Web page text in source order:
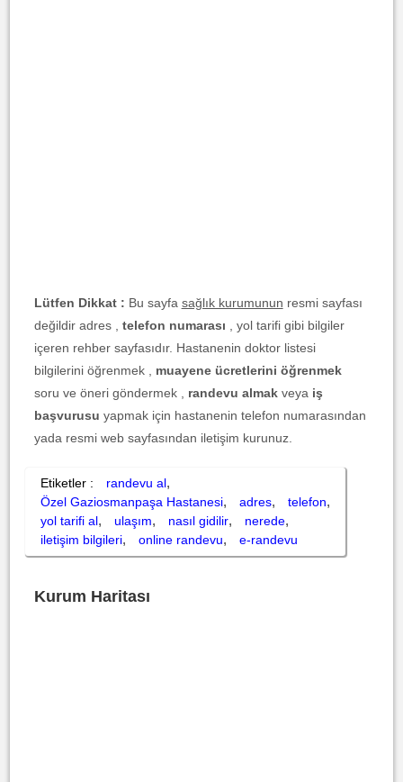
Lütfen Dikkat : Bu sayfa sağlık kurumunun resmi sayfası
değildir adres , telefon numarası , yol tarifi gibi bilgiler
içeren rehber sayfasıdır. Hastanenin doktor listesi
bilgilerini öğrenmek , muayene ücretlerini öğrenmek
soru ve öneri göndermek , randevu almakveya iş
başvurusu yapmak için hastanenin telefon numarasından
yada resmi web sayfasından iletişim kurunuz.
Etiketler : randevu al,
Özel Gaziosmanpaşa Hastanesi, adres, telefon,
yol tarifi al, ulaşım, nasıl gidilir, nerede,
iletişim bilgileri, online randevu, e-randevu
Kurum Haritası